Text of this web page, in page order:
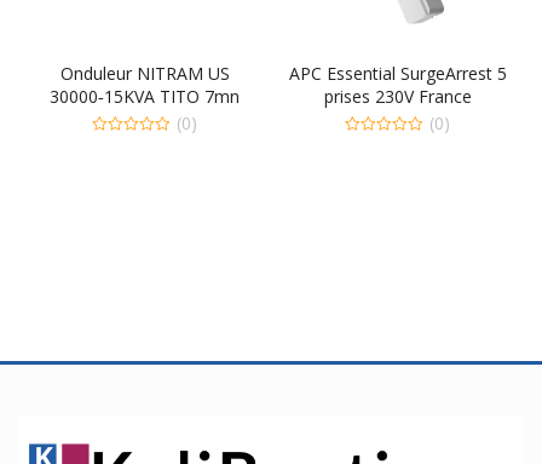
Onduleur NITRAM US
30000‐15KVA TITO 7mn
(0)
APC Essential SurgeArrest 5
prises 230V France
(0)